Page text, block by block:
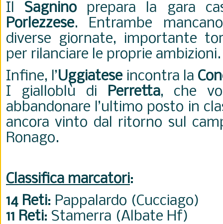
Il Sagninoprepara la gara
Porlezzese. Entrambe
diverse giornate, importante
per rilanciare le proprie ambizioni.
Infine, l’Uggiateseincontra la
I gialloblù di Perretta, che
abbandonare l’ultimo posto in
ancora vinto dal ritorno sul
Ronago.
Classifica marcatori:
14 Reti: Pappalardo (Cucciago)
11 Reti: Stamerra (Albate Hf)